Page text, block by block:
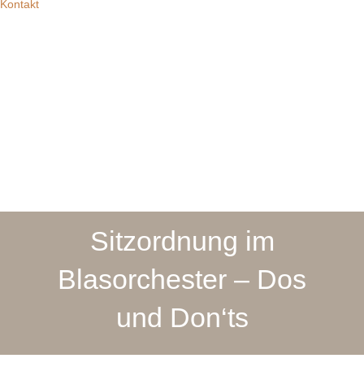
Kontakt
Sitzordnung im
Blasorchester – Dos
und Don‘ts